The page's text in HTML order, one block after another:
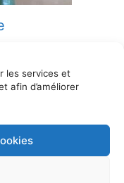
les services et
afin d’améliorer
Chaume, 58000